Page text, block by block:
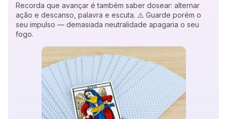
Recorda que avançar é também saber dosear: alternar
ação e descanso, palavra e escuta. ⚠️ Guarde porém o
seu impulso — demasiada neutralidade apagaria o seu
fogo.